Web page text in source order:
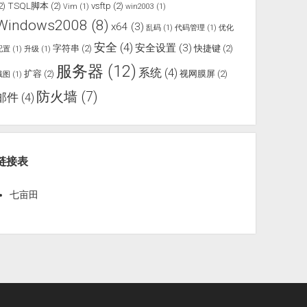
TSQL脚本 (2) Vim (1) vsftp (2) win2003 (1)
(8) x64 (3) 乱码 (1) 代码管理 (1) 优化
置 (1) 升级 (1) 字符串 (2) 安全 (4) 安全设置 (3) 快捷键 (2)
图 (1) 扩容 (2) 服务器 (12) 系统 (4) 视网膜屏 (2)
件 (4) 防火墙 (7)
接表
七亩田